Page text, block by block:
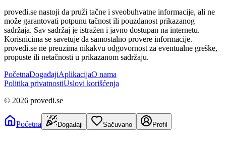
provedi.se nastoji da pruži tačne i sveobuhvatne informacije, ali ne
može garantovati potpunu tačnost ili pouzdanost prikazanog
sadržaja. Sav sadržaj je istražen i javno dostupan na internetu.
Korisnicima se savetuje da samostalno provere informacije.
provedi.se ne preuzima nikakvu odgovornost za eventualne greške,
propuste ili netačnosti u prikazanom sadržaju.
PočetnaDogađajiAplikacijaO nama
Politika privatnostiUslovi korišćenja
© 2026 provedi.se
Početna Događaji Sačuvano Profil